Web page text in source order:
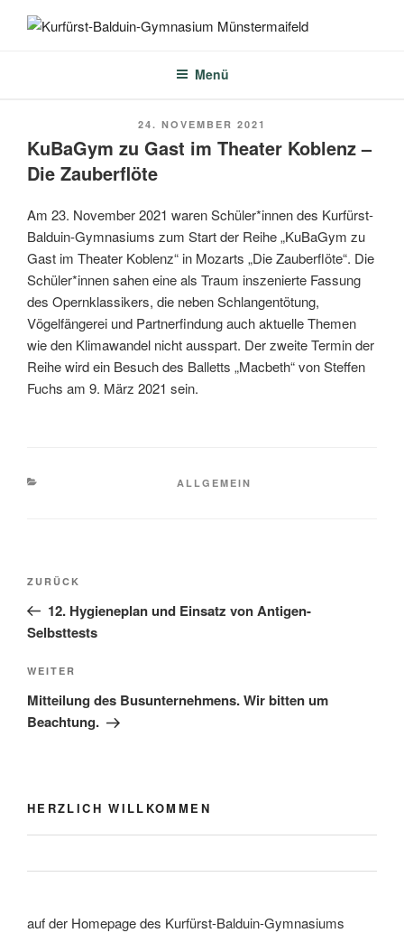
Inhalt
Menü
VERÖFFENTLICHT
AM
24. NOVEMBER 2021
KuBaGym zu Gast im Theater Koblenz –
Die Zauberflöte
Am 23. November 2021 waren Schüler*innen des Kurfürst-
Balduin-Gymnasiums zum Start der Reihe „KuBaGym zu
Gast im Theater Koblenz“ in Mozarts „Die Zauberflöte“. Die
Schüler*innen sahen eine als Traum inszenierte Fassung
des Opernklassikers, die neben Schlangentötung,
Vögelfängerei und Partnerfindung auch aktuelle Themen
wie den Klimawandel nicht ausspart. Der zweite Termin der
Reihe wird ein Besuch des Balletts „Macbeth“ von Steffen
Fuchs am 9. März 2021 sein.
KATEGORIEN
ALLGEMEIN
Beitragsnavigation
Vorheriger
Beitrag
ZURÜCK
12. Hygieneplan und Einsatz von Antigen-
Selbsttests
Nächster
Beitrag
WEITER
Mitteilung des Busunternehmens. Wir bitten um
Beachtung.
HERZLICH WILLKOMMEN
auf der Homepage des Kurfürst-Balduin-Gymnasiums